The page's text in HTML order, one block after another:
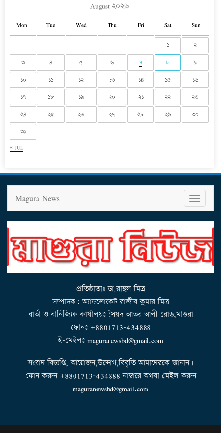
August ২০২৬
Mon Tue Wed Thu Fri Sat Sun
« JUL
১ ২
৩ ৪ ৫ ৬ ৭ ৮ ৯
১০ ১১ ১২ ১৩ ১৪ ১৫ ১৬
১৭ ১৮ ১৯ ২০ ২১ ২২ ২৩
২৪ ২৫ ২৬ ২৭ ২৮ ২৯ ৩০
৩১
T
o
g
l
n
g
a
t
o
n
Magura News
প্রতিষ্ঠাতাঃ ডা.রাহুল মিত্র
সম্পাদক: অ্যাডভোকেট রাজীব কুমার মিত্র
বার্তা ও বানিজ্যিক কার্যালয়ঃ সৈয়দ আতর আলী রোড,মাগুরা
ফোনঃ +8801713-434888
ই-মেইলঃ maguranewsbd@gmail.com
সংবাদ বিজ্ঞপ্তি, আয়োজন,উদ্দোগ,বিবৃতি আমাদেরকে জানান।
ফোন করুন +8801713-434888 নাম্বারে অথবা মেইল করুন
maguranewsbd@gmail.com